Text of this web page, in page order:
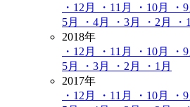
・12月
・11月 ・10月 ・
5月
・4月 ・3月 ・2月
・
2018年
・12月
・11月 ・10月 ・
5月
・3月 ・2月
・1月
2017年
・12月
・11月 ・10月 ・